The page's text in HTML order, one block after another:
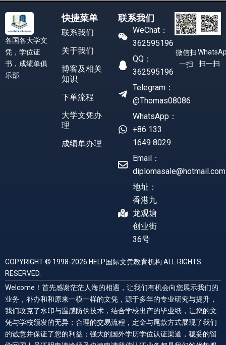
各国各大学文
凭，学位证
书，成绩单俱
乐部
快捷菜单
联系我们
关于我们
博客及相关
知识
下单流程
大学文凭办
理
成绩单办理
联系我们
WeChat：
362595196
QQ：
362595196
Telegram：
@Thomas08086
WhatsApp：
+86 133
1649 8029
Email：
diplomasale@hotmail.com
地址：
香港九
龙观塘
创业街
36号
微信扫
一扫
扫一扫
COPYRIGHT © 1998-2026 HELP国际文凭教育机构 ALL RIGHTS
RESERVED.
Welcome！首先感谢茫茫人海的相遇，让我们有机会向您展示我们的
业务，补办和和原来一模一样的文凭，源于多年的专业研究与提升，
我们攻克了水印与温感防伪技术，结合学校出产的毕业纸，让您的文
凭与学校颁发的无异；合理的交易流程，定金与尾款方式展现了我们
的诚意并保证了您的利益；强大的国外学历学位认证渠道，稳妥的留